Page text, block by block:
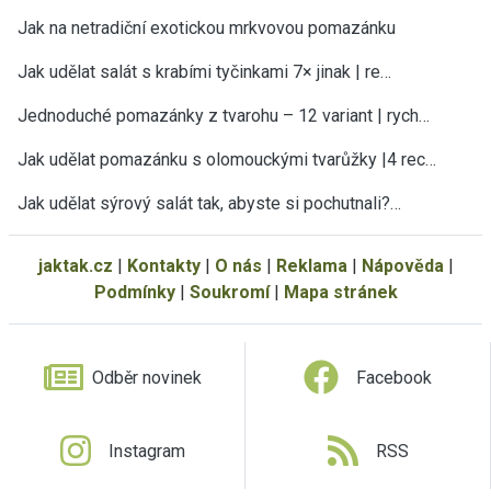
Jak na netradiční exotickou mrkvovou pomazánku
Jak udělat salát s krabími tyčinkami 7× jinak | re…
Jednoduché pomazánky z tvarohu – 12 variant | rych…
Jak udělat pomazánku s olomouckými tvarůžky |4 rec…
Jak udělat sýrový salát tak, abyste si pochutnali?…
jaktak.cz | Kontakty| O nás | Reklama| Nápověda|
Podmínky| Soukromí| Mapa stránek
Odběr novinek Facebook
Instagram RSS